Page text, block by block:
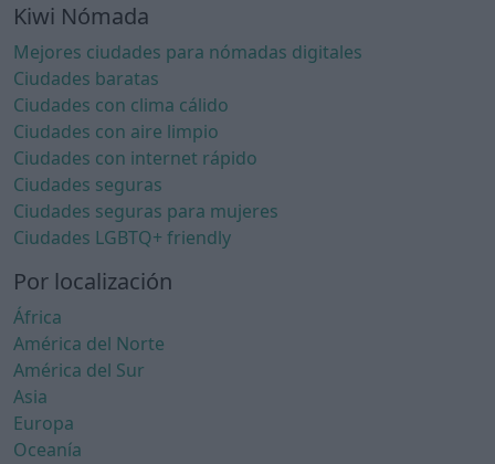
Kiwi Nómada
Mejores ciudades para nómadas digitales
Ciudades baratas
Ciudades con clima cálido
Ciudades con aire limpio
Ciudades con internet rápido
Ciudades seguras
Ciudades seguras para mujeres
Ciudades LGBTQ+ friendly
Por localización
África
América del Norte
América del Sur
Asia
Europa
Oceanía